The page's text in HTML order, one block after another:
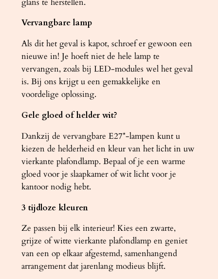
l
Vervangbare lamp
Als dit het geval is kapot, schroef er gewoon een
nieuwe in! Je hoeft niet de hele lamp te
vervangen, zoals bij LED-modules wel het geval
is. Bij ons krijgt u een gemakkelijke en
voordelige oplossing.
Gele gloed of helder wit?
Dankzij de vervangbare E27*-lampen kunt u
kiezen de helderheid en kleur van het licht in uw
vierkante plafondlamp. Bepaal of je een warme
gloed voor je slaapkamer of wit licht voor je
kantoor nodig hebt.
3 tijdloze kleuren
Ze passen bij elk interieur! Kies een zwarte,
grijze of witte vierkante plafondlamp en geniet
van een op elkaar afgestemd, samenhangend
arrangement dat jarenlang modieus blijft.